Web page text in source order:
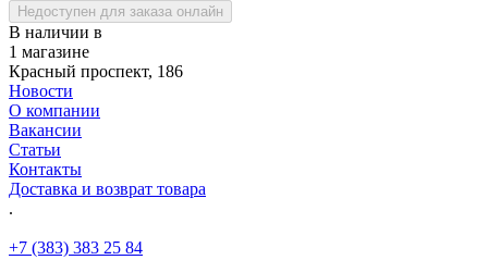
Недоступен для заказа онлайн
В наличии в
1 магазине
Красный проспект, 186
Новости
О компании
Вакансии
Статьи
Контакты
Доставка и возврат товара
.
+7 (383) 383 25 84